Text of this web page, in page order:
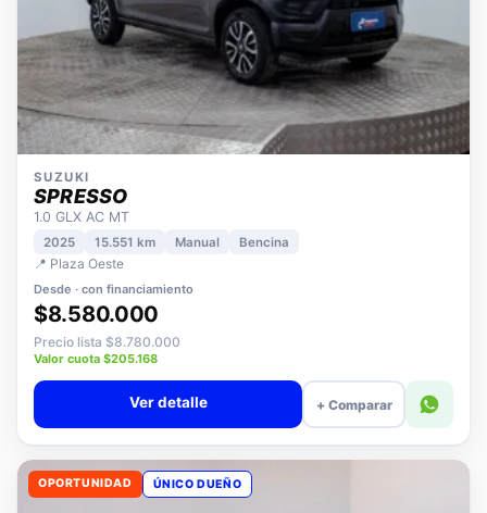
SUZUKI
SPRESSO
1.0 GLX AC MT
2025 15.551 km
📍 Plaza Oeste
Desde · con financiamiento
$8.580.000
Precio lista $8.780.000
Valor cuota $205.168
+ Comparar
OPORTUNIDAD